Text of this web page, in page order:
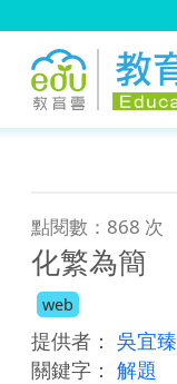
點閱數：868 次
化繁為簡
web
提供者： 吳宜臻
關鍵字： 解題